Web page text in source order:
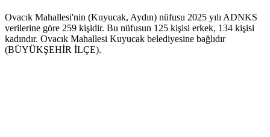
Ovacık Mahallesi'nin (Kuyucak, Aydın) nüfusu 2025 yılı ADNKS
verilerine göre 259 kişidir. Bu nüfusun 125 kişisi erkek, 134 kişisi
kadındır. Ovacık Mahallesi Kuyucak belediyesine bağlıdır
(BÜYÜKŞEHİR İLÇE).